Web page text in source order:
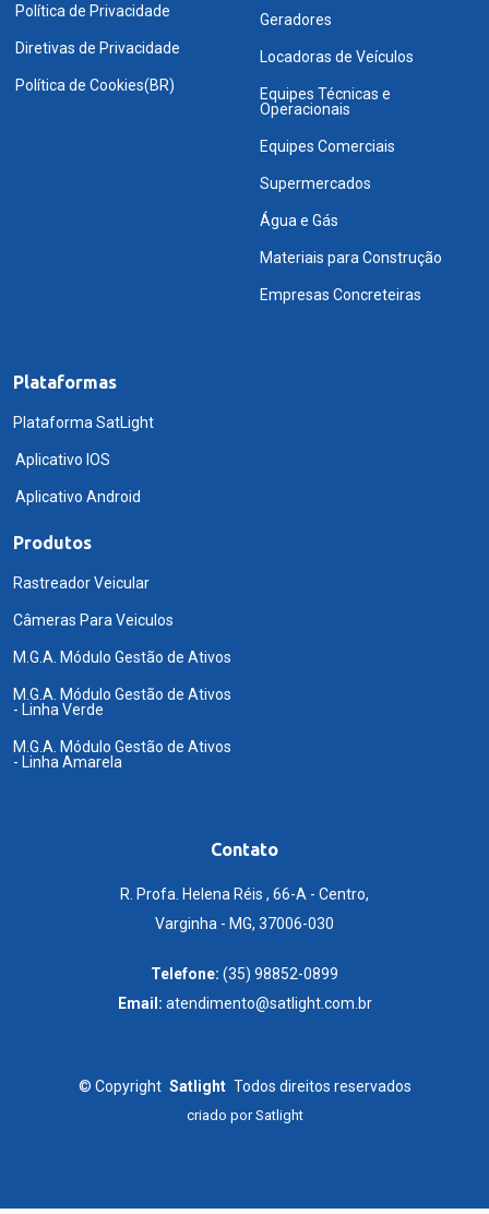
Política de Privacidade
Diretivas de Privacidade
Política de Cookies(BR)
Geradores
Locadoras de Veículos
Equipes Técnicas e
Operacionais
Equipes Comerciais
Supermercados
Água e Gás
Materiais para Construção
Empresas Concreteiras
Plataformas
Plataforma SatLight
Aplicativo IOS
Aplicativo Android
Produtos
Rastreador Veicular
Câmeras Para Veiculos
M.G.A. Módulo Gestão de Ativos
M.G.A. Módulo Gestão de Ativos
- Linha Verde
M.G.A. Módulo Gestão de Ativos
- Linha Amarela
Contato
R. Profa. Helena Réis , 66-A - Centro,
Varginha - MG, 37006-030
Telefone: (35) 98852-0899
Email: atendimento@satlight.com.br
© Copyright Satlight Todos direitos reservados
criado porSatlight